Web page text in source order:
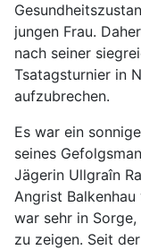
jungen Frau.
nach seiner
Tsatagsturnier in
aufzubrechen.
Es war ein
seines
Jägerin Ullgraîn
Angrist
war sehr in
zu zeigen. Seit